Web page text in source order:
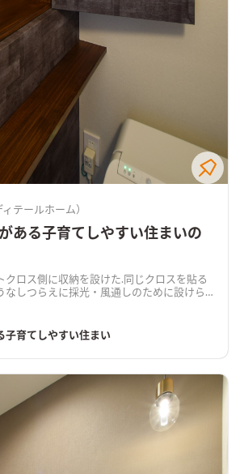
テールホーム）
ある子育てしやすい住まいの
クロス側に収納を設けた.同じクロスを貼る
なしつらえに採光・風通しのために設けら
快適な住まいを実現しました。 特徴的
して、内装は温かみのある落ち着いた内装に
隣の視線を気にせずに、カーテンを開けて
ンの腰壁にはモルタル調のクロスを採用
ストに。折り上げ天井と間接照明で落ち着
ードの背面にバンピーウォールを採用する
まれる。天井を折り上げて間接照明を配する
子育てしやすい住まい